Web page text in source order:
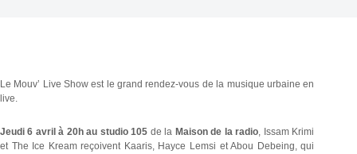
Le Mouv’ Live Show est le grand rendez-vous de la musique urbaine en
live.
Jeudi 6 avril à 20h au studio 105 de la Maisonde la radio, Issam Krimi
et The Ice Kream reçoivent Kaaris, Hayce Lemsi et Abou Debeing, qui